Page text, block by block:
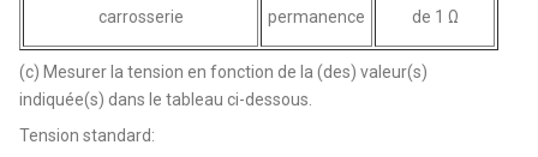
carrosserie
permanence
de 1 Ω
(c) Mesurer la tension en fonction de la (des) valeur(s)
indiquée(s) dans le tableau ci-dessous.
Tension standard: